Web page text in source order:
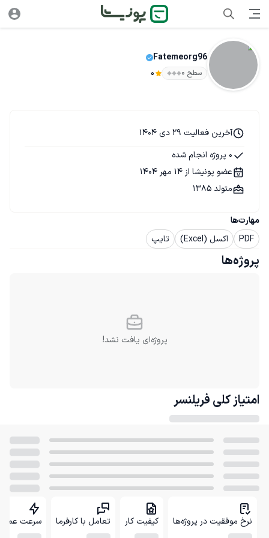
Fatemeorg96
سطح ۰ 0
مهارت‌ها
PDF
اکسل (Excel) تایپ
آخرین فعالیت 29 دی 1404
0 پروژه انجام شده
عضو پونیشا از 14 مهر 1404
متولد 1385
پروژه‌ها
پروژه‌ای یافت نشد!
امتیاز کلی فریلنسر
نرخ موفقیت در پروژه‌ها کیفیت کار تعامل با کارفرما سرعت عمل